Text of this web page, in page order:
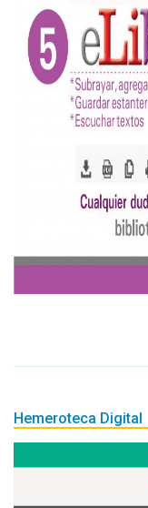
Hemeroteca Digital